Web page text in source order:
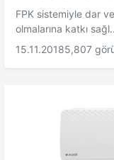
FPK sistemiyle dar
olmalarına katkı
15.11.20185,807